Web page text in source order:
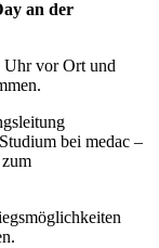
an der
Uhr vor Ort und
bei medac –